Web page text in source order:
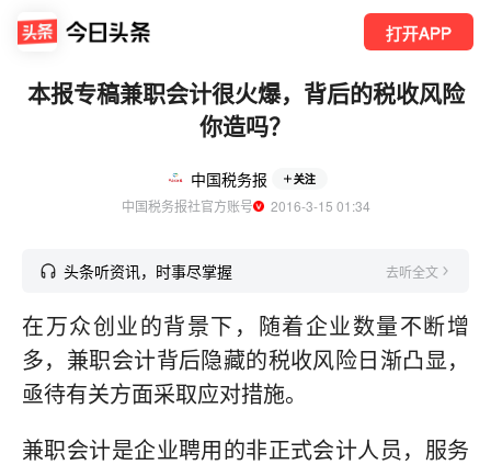
打开APP
本报专稿兼职会计很火爆，背后的税收风险
你造吗？
中国税务报 关注
中国税务报社官方账号
  2016-3-15 01:34
头条听资讯，时事尽掌握 去听全文
在万众创业的背景下，随着企业数量不断增
多，兼职会计背后隐藏的税收风险日渐凸显，
亟待有关方面采取应对措施。
兼职会计是企业聘用的非正式会计人员，服务